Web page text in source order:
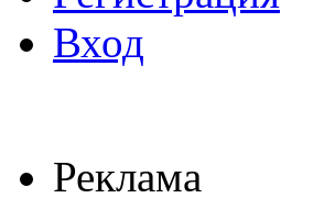
Вход
Реклама